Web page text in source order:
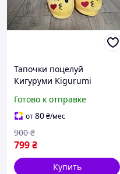
Тапочки поцелуй
Кигуруми Kigurumi
35 размер
Готово к отправке
от80₴/мес
799₴
900 ₴
Купить